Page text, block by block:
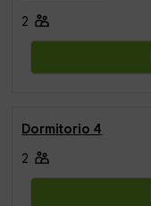
2
Dormitorio 4
2